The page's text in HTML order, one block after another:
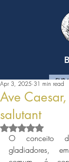
EUR
Ave
salutant
Apr 3, 2025 31 min read
Rated NaN out
O conceito
gladiadores,